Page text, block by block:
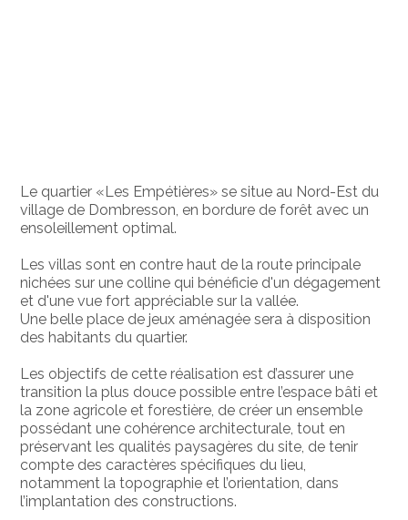
Le quartier «Les Empétières» se situe au Nord-Est du
village de Dombresson, en bordure de forêt avec un
ensoleillement optimal.
Les villas sont en contre haut de la route principale
nichées sur une colline qui bénéficie d'un dégagement
et d'une vue fort appréciable sur la vallée.
Une belle place de jeux aménagée sera à disposition
des habitants du quartier.
Les objectifs de cette réalisation est d’assurer une
transition la plus douce possible entre l’espace bâti et
la zone agricole et forestière, de créer un ensemble
possédant une cohérence architecturale, tout en
préservant les qualités paysagères du site, de tenir
compte des caractères spécifiques du lieu,
notamment la topographie et l’orientation, dans
l’implantation des constructions.